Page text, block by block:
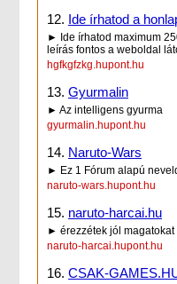
12. Ide írhatod a
► Ide írhatod maximum
leírás fontos a weboldal
hgfkgfzkg.hupont.hu
13. Gyurmalin
► Az intelligens gyurma
gyurmalin.hupont.hu
14. Naruto-Wars
► Ez 1 Fórum alapú
naruto-wars.hupont.hu
15. naruto-harcai.hu
► érezzétek jól magatokat
naruto-harcai.hupont.hu
16. CSAK-